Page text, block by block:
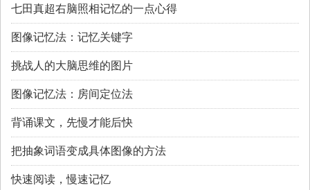
七田真超右脑照相记忆的一点心得
图像记忆法：记忆关键字
挑战人的大脑思维的图片
图像记忆法：房间定位法
背诵课文，先慢才能后快
把抽象词语变成具体图像的方法
快速阅读，慢速记忆